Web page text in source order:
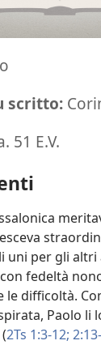
scritto:
51 E.V.
uni per gli
fedeltà
le difficoltà.
Paolo li
2Ts 1:3-12;